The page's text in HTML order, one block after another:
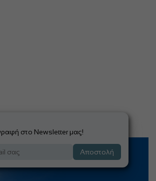
στο Newsletter μας!
Αποστολή